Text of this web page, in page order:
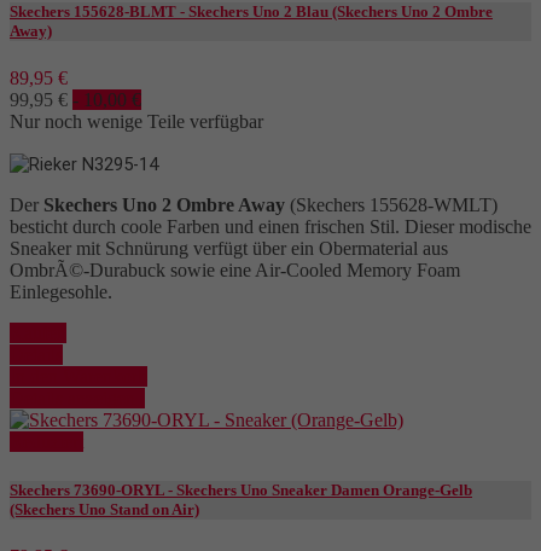
Skechers 155628-BLMT - Skechers Uno 2 Blau (Skechers Uno 2 Ombre
Away)
89,95 €
99,95 € - 10,00 €
Nur noch wenige Teile verfügbar
Der Skechers Uno 2 Ombre Away (Skechers 155628-WMLT)
besticht durch coole Farben und einen frischen Stil. Dieser modische
Sneaker mit Schnürung verfügt über ein Obermaterial aus
OmbrÃ©-Durabuck sowie eine Air-Cooled Memory Foam
Einlegesohle.
Skechers 73690-ORYL - Skechers Uno Sneaker Damen Orange-Gelb
(Skechers Uno Stand on Air)